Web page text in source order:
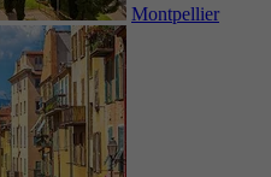
Montpellier